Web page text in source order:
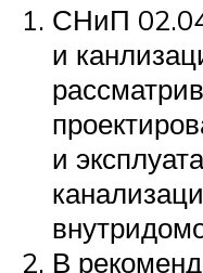
СНиП
и
и
В